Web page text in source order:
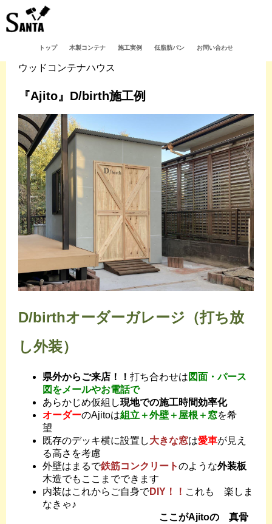
トップ 木製コンテナ 施工実例 低脂肪パン お問い合わせ
ウッドコンテナハウス
『Ajito』D/birth施工例
D/birthオーダーガレージ（打ち放
し外装）
県外からご来店！！ 打ち合わせは 図面・パース
図をメールやお電話で
あらかじめ仮組し現地での施工時間効率化
オーダーのAjitoは組立＋外壁＋屋根＋窓を希
望
既存のデッキ横に設置し大きな窓は愛車が見え
る高さを考慮
外壁はまるで鉄筋コンクリートのような外装板
木造でもここまでできます
内装はこれからご自身でDIY！！ これも 楽しま
なきゃ♪
ここがAjitoの 真骨